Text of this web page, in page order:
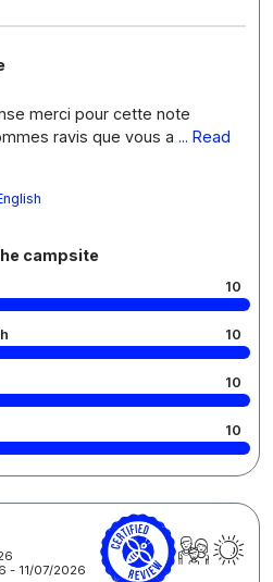
merci pour cette note
ravis que vous a ... Read
campsite
10
10
10
10
- 11/07/2026